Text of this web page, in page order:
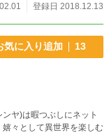
登録日 2018.12.13
気に入り追加 13
ヤ)は暇つぶしにネット
々として異世界を楽しむ